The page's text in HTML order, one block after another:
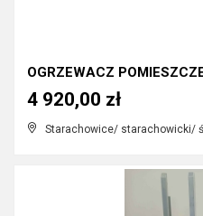
Starachowice/ starachowicki/
4 920,00 zł